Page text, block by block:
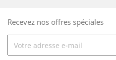
Recevez nos offres spéciales